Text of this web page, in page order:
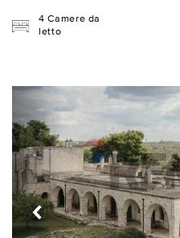
4 Camere da
letto